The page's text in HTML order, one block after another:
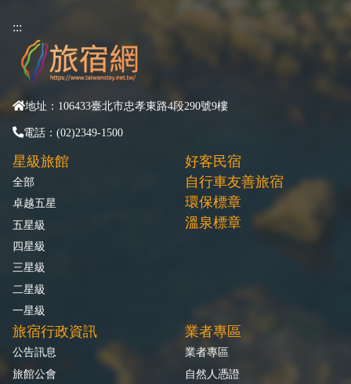
:::
地址：106433臺北市忠孝東路4段290號9樓
電話：(02)2349-1500
星級旅館
全部
卓越五星
五星級
四星級
三星級
二星級
一星級
好客民宿
自行車友善旅宿
環保標章
溫泉標章
旅宿行政資訊
公告訊息
旅館公會
業者專區
業者專區
自然人憑證